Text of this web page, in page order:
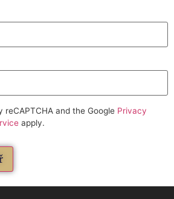
and the Google Privacy
apply.